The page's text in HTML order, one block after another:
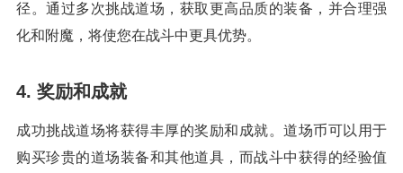
径。通过多次挑战道场，获取更高品质的装备，并合理强
化和附魔，将使您在战斗中更具优势。
4. 奖励和成就
成功挑战道场将获得丰厚的奖励和成就。道场币可以用于
购买珍贵的道场装备和其他道具，而战斗中获得的经验值